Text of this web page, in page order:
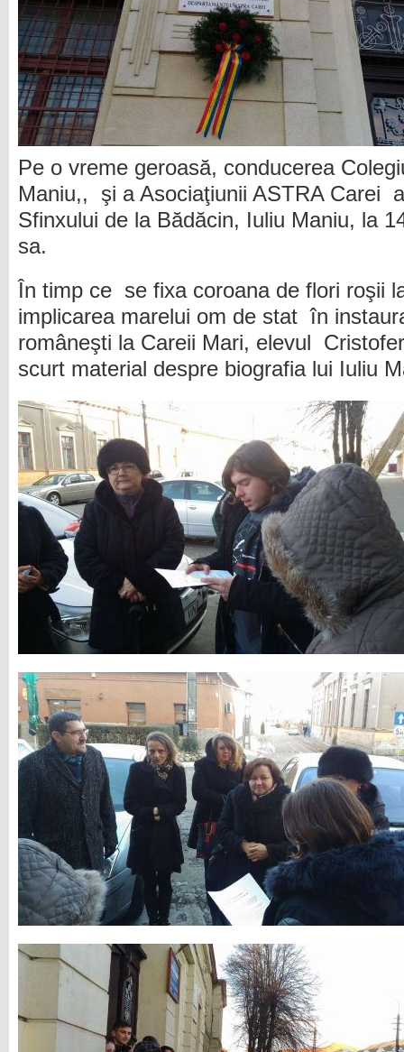
Pe o vreme geroasă, conducerea
Maniu,, şi a Asociaţiunii ASTRA Carei
Sfinxului de la Bădăcin, Iuliu Maniu, la
sa.
În timp ce se fixa coroana de flori
implicarea marelui om de stat în
româneşti la Careii Mari, elevul
scurt material despre biografia lui Iuliu